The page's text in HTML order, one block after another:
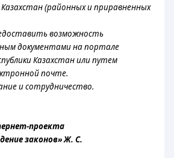
Казахстан (районных и приравненных
возможность
документами на портале
Казахстан или путем
почте.
и сотрудничество.
проекта
законов» Ж. С.